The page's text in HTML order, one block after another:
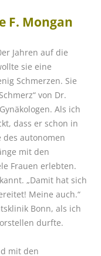
F. Mongan
Jahren auf die
sie eine
Schmerzen. Sie
von Dr.
Als ich
dass er schon in
des autonomen
mit den
Frauen erlebten.
„Damit hat sich
Meine auch.“
Bonn, als ich
durfte.
mit den